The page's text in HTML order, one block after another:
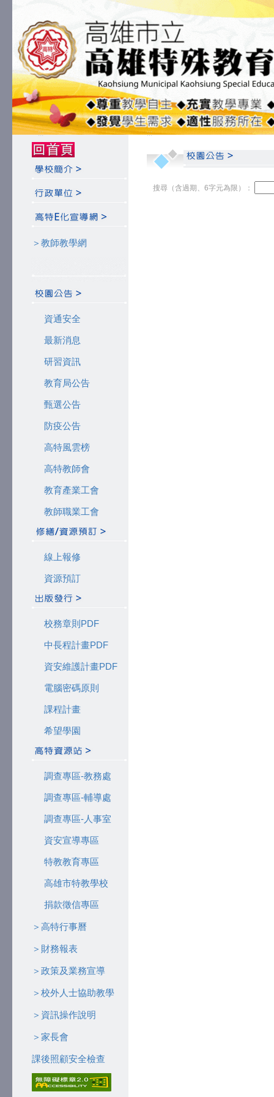
:::
＞教師教學網
資通安全
最新消息
研習資訊
教育局公告
甄選公告
防疫公告
高特風雲榜
高特教師會
教育產業工會
教師職業工會
線上報修
資源預訂
校務章則PDF
中長程計畫PDF
資安維護計畫PDF
電腦密碼原則
課程計畫
希望學園
調查專區-教務處
調查專區-輔導處
調查專區-人事室
資安宣導專區
特教教育專區
高雄市特教學校
捐款徵信專區
＞高特行事曆
＞財務報表
＞政策及業務宣導
＞校外人士協助教學
＞資訊操作說明
＞家長會
課後照顧安全檢查
:::
搜尋（含過期、6字元為限）：